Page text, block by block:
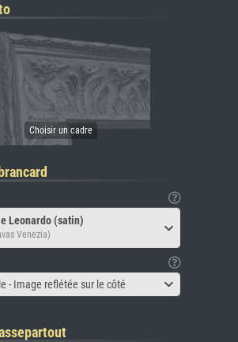
Leonardo (satin)
Venezia)
- Image reflétée sur le côté